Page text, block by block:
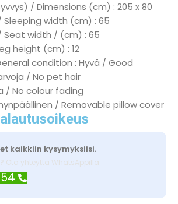
/ Dimensions (cm) : 205 x 80
Sleeping width (cm) : 65
Seat width / (cm) : 65
height (cm) : 12
condition : Hyvä / Good
/ No pet hair
/ No colour fading
/ Removable pillow cover
kaikkiin kysymyksiisi.
Ota yhteyttä WhatsAppilla